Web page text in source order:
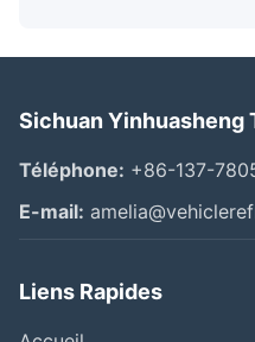
Sichuan Yinhuasheng
Téléphone: +86-137-
E-mail:
Liens Rapides